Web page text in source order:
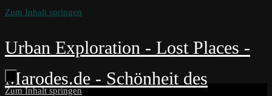
Zum Inhalt springen
Urban Exploration - Lost Places -
Marodes.de - Schönheit des
Zum Inhalt springen